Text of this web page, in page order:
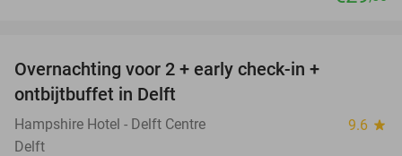
Overnachting voor 2 + early check-in +
ontbijtbuffet in Delft
Hampshire Hotel - Delft Centre 9.6 star
Delft